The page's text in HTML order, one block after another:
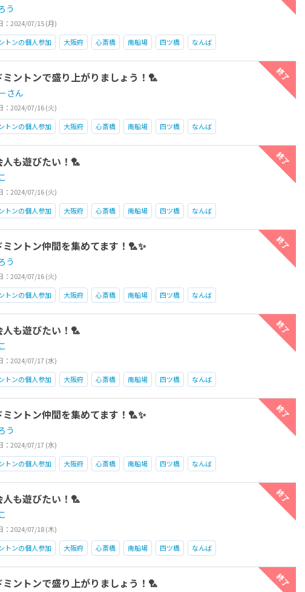
う
：2024/07/15 (月)
トンの個人参加
大阪府 心斎橋 南船場 四ツ橋
なんば
ミントンで盛り上がりましょう！🏸
さん
終了
：2024/07/16 (火)
トンの個人参加
大阪府 心斎橋 南船場 四ツ橋
なんば
人も遊びたい！🏸 終了
：2024/07/16 (火)
トンの個人参加
大阪府 心斎橋 南船場 四ツ橋
なんば
ミントン仲間を集めてます！🏸✨
う
終了
：2024/07/16 (火)
トンの個人参加
大阪府 心斎橋 南船場 四ツ橋
なんば
人も遊びたい！🏸 終了
：2024/07/17 (水)
トンの個人参加
大阪府 心斎橋 南船場 四ツ橋
なんば
ミントン仲間を集めてます！🏸✨
う
終了
：2024/07/17 (水)
トンの個人参加
大阪府 心斎橋 南船場 四ツ橋
なんば
人も遊びたい！🏸 終了
：2024/07/18 (木)
トンの個人参加
大阪府 心斎橋 南船場 四ツ橋
なんば
ミントンで盛り上がりましょう！🏸 終了